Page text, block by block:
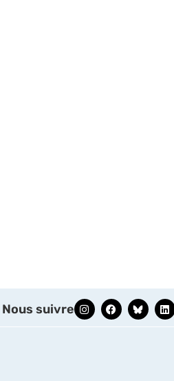
Nous suivre